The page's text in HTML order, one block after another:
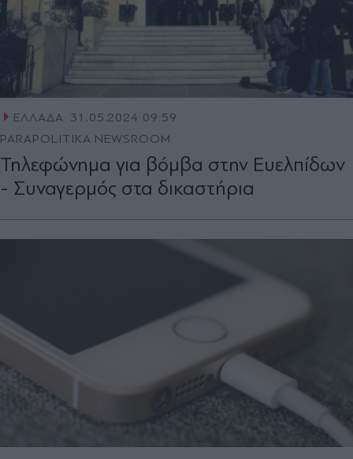
ΕΛΛΑΔΑ
31.05.2024 09:59
PARAPOLITIKA NEWSROOM
Τηλεφώνημα για βόμβα στην Ευελπίδων
- Συναγερμός στα δικαστήρια